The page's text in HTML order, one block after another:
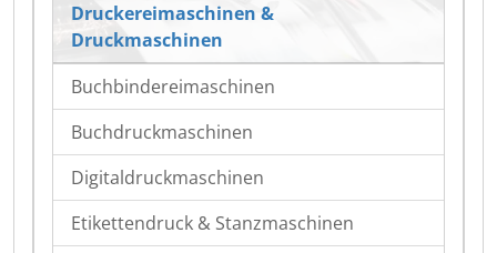
Druckereimaschinen &
Druckmaschinen
Buchbindereimaschinen
Buchdruckmaschinen
Digitaldruckmaschinen
Etikettendruck & Stanzmaschinen